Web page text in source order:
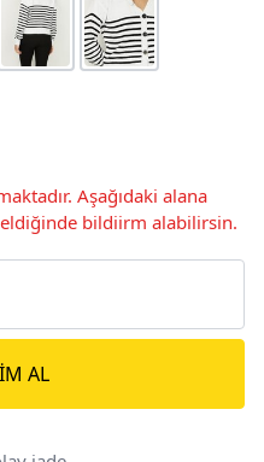
Aşağıdaki alana
bildiirm alabilirsin.
AL